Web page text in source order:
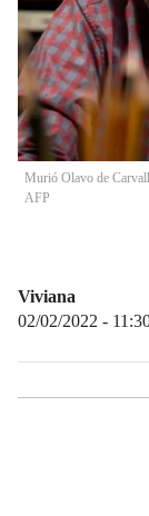
Murió Olavo de
AFP
Viviana
02/02/2022 -